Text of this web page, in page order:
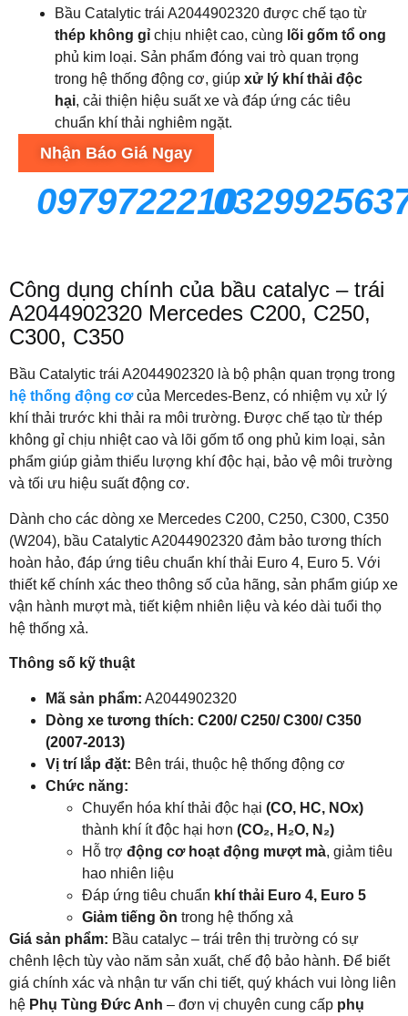
Bầu Catalytic trái A2044902320 được chế tạo từ
thép không gỉ chịu nhiệt cao, cùng lõi gốm tổ ong
phủ kim loại. Sản phẩm đóng vai trò quan trọng
trong hệ thống động cơ, giúp xử lý khí thải độc
hại, cải thiện hiệu suất xe và đáp ứng các tiêu
chuẩn khí thải nghiêm ngặt.
Nhận Báo Giá Ngay
0979722210
Công dụng chính của bầu catalyc – trái
A2044902320 Mercedes C200, C250,
C300, C350
Bầu Catalytic trái A2044902320 là bộ phận quan trọng trong
hệ thống động cơcủa Mercedes-Benz, có nhiệm vụ xử lý
khí thải trước khi thải ra môi trường. Được chế tạo từ thép
không gỉ chịu nhiệt cao và lõi gốm tổ ong phủ kim loại, sản
phẩm giúp giảm thiểu lượng khí độc hại, bảo vệ môi trường
và tối ưu hiệu suất động cơ.
Dành cho các dòng xe Mercedes C200, C250, C300, C350
(W204), bầu Catalytic A2044902320 đảm bảo tương thích
hoàn hảo, đáp ứng tiêu chuẩn khí thải Euro 4, Euro 5. Với
thiết kế chính xác theo thông số của hãng, sản phẩm giúp xe
vận hành mượt mà, tiết kiệm nhiên liệu và kéo dài tuổi thọ
hệ thống xả.
Thông số kỹ thuật
Mã sản phẩm: A2044902320
Dòng xe tương thích: C200/ C250/ C300/ C350
(2007-2013)
Vị trí lắp đặt: Bên trái, thuộc hệ thống động cơ
Chức năng:
Chuyển hóa khí thải độc hại (CO, HC, NOx)
thành khí ít độc hại hơn (CO₂, H₂O, N₂)
Hỗ trợ động cơ hoạt động mượt mà, giảm tiêu
hao nhiên liệu
Đáp ứng tiêu chuẩn khí thải Euro 4, Euro 5
Giảm tiếng ồn trong hệ thống xả
Giá sản phẩm: Bầu catalyc – trái trên thị trường có sự
chênh lệch tùy vào năm sản xuất, chế độ bảo hành. Để biết
giá chính xác và nhận tư vấn chi tiết, quý khách vui lòng liên
hệ Phụ Tùng Đức Anh – đơn vị chuyên cung cấp phụ